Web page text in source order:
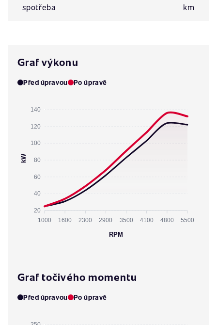
spotřeba
km
Graf výkonu
Před úpravou Po úpravě
140
120
100
80
60
40
20
kW
1000 1600 2300 2900 3500 4100 4800 5500
RPM
Graf točivého momentu
Před úpravou Po úpravě